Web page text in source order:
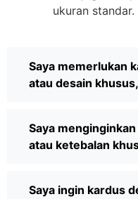
ukuran standar.
Saya memerlukan
atau desain
Saya
atau ketebalan
Saya ingin kardus